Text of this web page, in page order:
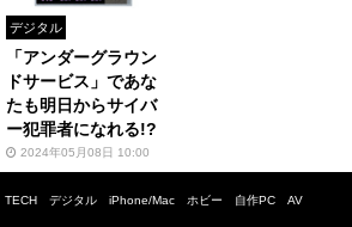
デジタル
「アンダーグラウン
ドサービス」であな
たも明日からサイバ
ー犯罪者になれる!?
2024年05月08日 10:00
TECH デジタル iPhone/Mac ホビー 自作PC AV